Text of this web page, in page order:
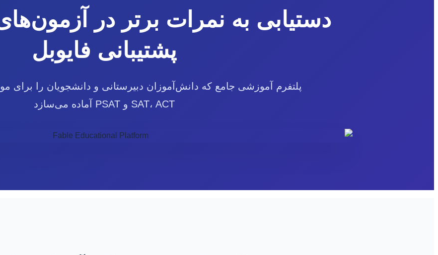
هیچ محصولی در سبد خرید نیست.دستیابی به نمرات برتر در
پشتیبانی فایوبل
SAT، ACT و PSAT آماده می‌سازد